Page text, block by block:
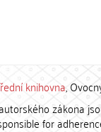
knihovna,
zákona
for